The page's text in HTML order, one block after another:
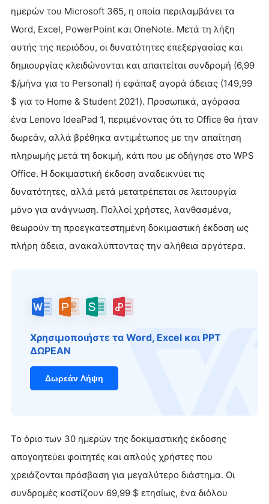
ημερών του Microsoft 365, η οποία περιλαμβάνει τα
Word, Excel, PowerPoint και OneNote. Μετά τη λήξη
αυτής της περιόδου, οι δυνατότητες επεξεργασίας και
δημιουργίας κλειδώνονται και απαιτείται συνδρομή (6,99
$/μήνα για το Personal) ή εφάπαξ αγορά άδειας (149,99
$ για το Home & Student 2021). Προσωπικά, αγόρασα
ένα Lenovo IdeaPad 1, περιμένοντας ότι το Office θα ήταν
δωρεάν, αλλά βρέθηκα αντιμέτωπος με την απαίτηση
πληρωμής μετά τη δοκιμή, κάτι που με οδήγησε στο WPS
Office. Η δοκιμαστική έκδοση αναδεικνύει τις
δυνατότητες, αλλά μετά μετατρέπεται σε λειτουργία
μόνο για ανάγνωση. Πολλοί χρήστες, λανθασμένα,
θεωρούν τη προεγκατεστημένη δοκιμαστική έκδοση ως
πλήρη άδεια, ανακαλύπτοντας την αλήθεια αργότερα.
Χρησιμοποιήστε τα Word, Excel και PPT
ΔΩΡΕΑΝ
Δωρεάν Λήψη
Το όριο των 30 ημερών της δοκιμαστικής έκδοσης
απογοητεύει φοιτητές και απλούς χρήστες που
χρειάζονται πρόσβαση για μεγαλύτερο διάστημα. Οι
συνδρομές κοστίζουν 69,99 $ ετησίως, ένα διόλου